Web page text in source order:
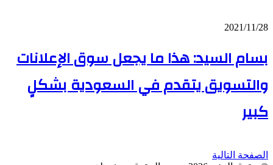
بسام
محتوى
بسام
ما
سوق
الإعلانات
والتسويق
يتقدم
بشكلٍ
2021/11/28
بسام السيد: هذا ما يجعل سوق الإعلانات
والتسويق يتقدم في السعودية بشكلٍ
كبير
الصفحة التالية